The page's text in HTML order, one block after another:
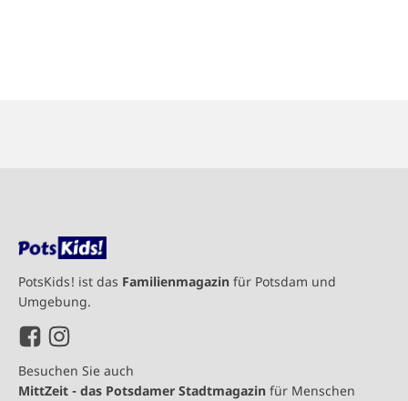
PotsKids! ist das Familienmagazin für Potsdam und
Umgebung.
Besuchen Sie auch
MittZeit - das Potsdamer Stadtmagazin für Menschen